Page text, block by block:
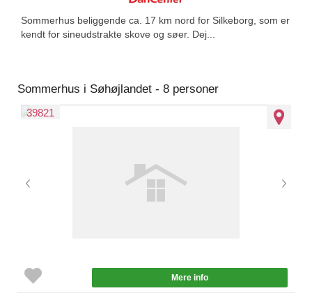
Sommerhus beliggende ca. 17 km nord for Silkeborg, som er
kendt for sineudstrakte skove og søer. Dej...
Sommerhus i Søhøjlandet - 8 personer
39821
Mere info